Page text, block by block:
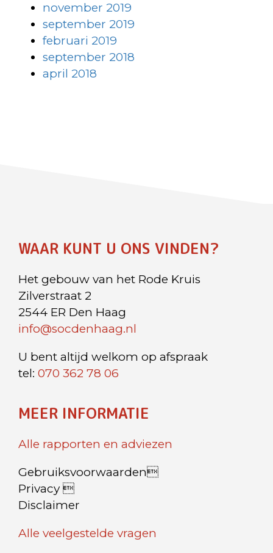
november 2019
september 2019
februari 2019
september 2018
april 2018
WAAR KUNT U ONS VINDEN?
Het gebouw van het Rode Kruis
Zilverstraat 2
2544 ER Den Haag
info@socdenhaag.nl
U bent altijd welkom op afspraak
tel: 070 362 78 06
MEER INFORMATIE
Alle rapporten en adviezen
Gebruiksvoorwaarden
Privacy 
Disclaimer
Alle veelgestelde vragen